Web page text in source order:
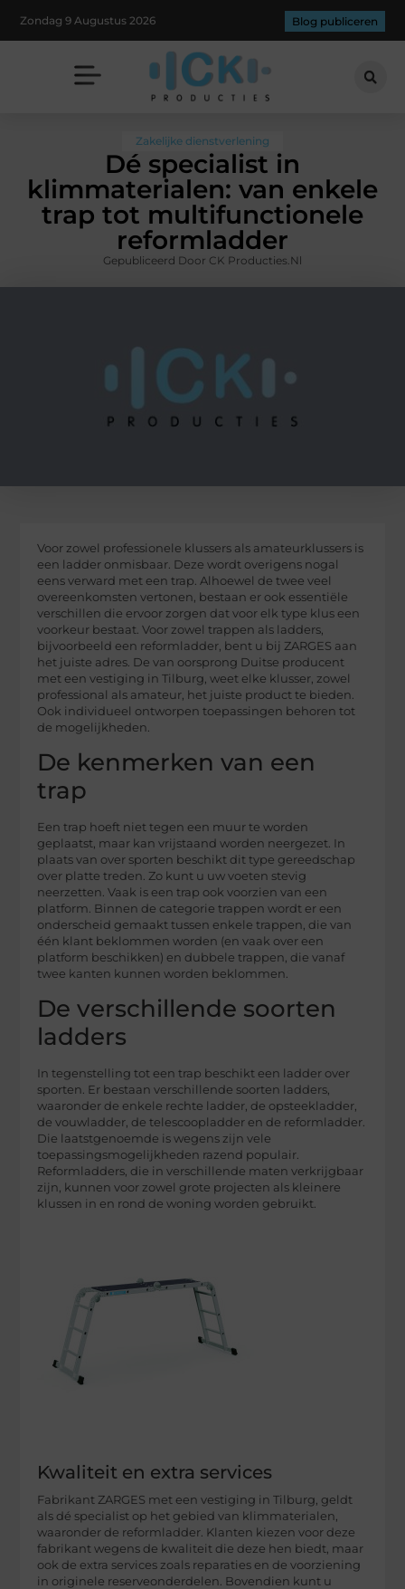
Zondag 9 Augustus 2026 Blog publiceren
Zakelijke dienstverlening
Dé specialist in
klimmaterialen: van enkele
trap tot multifunctionele
reformladder
Gepubliceerd Door CK Producties.nl
Voor zowel professionele klussers als amateurklussers is
een ladder onmisbaar. Deze wordt overigens nogal
eens verward met een trap. Alhoewel de twee veel
overeenkomsten vertonen, bestaan er ook essentiële
verschillen die ervoor zorgen dat voor elk type klus een
voorkeur bestaat. Voor zowel trappen als ladders,
bijvoorbeeld een reformladder, bent u bij ZARGES aan
het juiste adres. De van oorsprong Duitse producent
met een vestiging in Tilburg, weet elke klusser, zowel
professional als amateur, het juiste product te bieden.
Ook individueel ontworpen toepassingen behoren tot
de mogelijkheden.
De kenmerken van een
trap
Een trap hoeft niet tegen een muur te worden
geplaatst, maar kan vrijstaand worden neergezet. In
plaats van over sporten beschikt dit type gereedschap
over platte treden. Zo kunt u uw voeten stevig
neerzetten. Vaak is een trap ook voorzien van een
platform. Binnen de categorie trappen wordt er een
onderscheid gemaakt tussen enkele trappen, die van
één klant beklommen worden (en vaak over een
platform beschikken) en dubbele trappen, die vanaf
twee kanten kunnen worden beklommen.
De verschillende soorten
ladders
In tegenstelling tot een trap beschikt een ladder over
sporten. Er bestaan verschillende soorten ladders,
waaronder de enkele rechte ladder, de opsteekladder,
de vouwladder, de telescoopladder en de reformladder.
Die laatstgenoemde is wegens zijn vele
toepassingsmogelijkheden razend populair.
Reformladders, die in verschillende maten verkrijgbaar
zijn, kunnen voor zowel grote projecten als kleinere
klussen in en rond de woning worden gebruikt.
Kwaliteit en extra services
Fabrikant ZARGES met een vestiging in Tilburg, geldt
als dé specialist op het gebied van klimmaterialen,
waaronder de reformladder. Klanten kiezen voor deze
fabrikant wegens de kwaliteit die deze hen biedt, maar
ook de extra services zoals reparaties en de voorziening
in originele reserveonderdelen. Bovendien kunt u